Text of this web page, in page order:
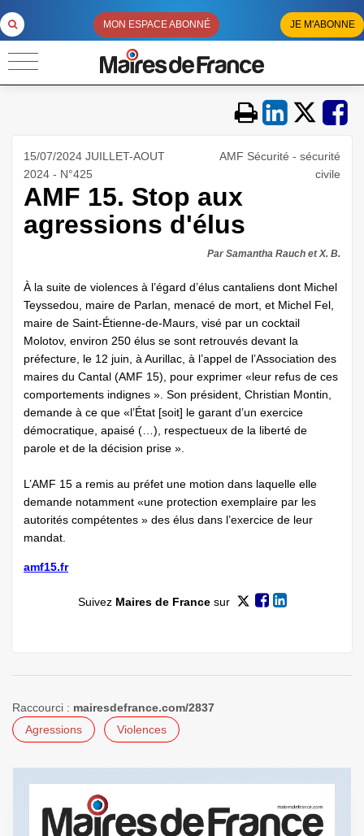
MON ESPACE ABONNÉ JE M'ABONNE
15/07/2024 JUILLET-AOUT
2024 - N°425
AMF Sécurité - sécurité
civile
AMF 15. Stop aux
agressions d'élus
Par Samantha Rauch et X. B.
À la suite de violences à l’égard d’élus cantaliens dont Michel
Teyssedou, maire de Parlan, menacé de mort, et Michel Fel,
maire de Saint-Étienne-de-Maurs, visé par un cocktail
Molotov, environ 250 élus se sont retrouvés devant la
préfecture, le 12 juin, à Aurillac, à l’appel de l’Association des
maires du Cantal (AMF 15), pour exprimer «leur refus de ces
comportements indignes ». Son président, Christian Montin,
demande à ce que «l’État [soit] le garant d’un exercice
démocratique, apaisé (…), respectueux de la liberté de
parole et de la décision prise ».
L’AMF 15 a remis au préfet une motion dans laquelle elle
demande notamment «une protection exemplaire par les
autorités compétentes » des élus dans l’exercice de leur
mandat.
amf15.fr
Suivez Maires de Francesur
Raccourci : mairesdefrance.com/2837
Agressions
Violences